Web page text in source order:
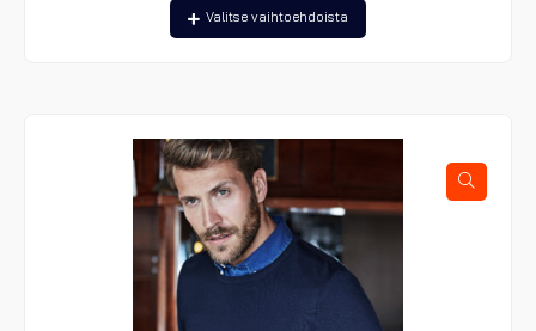
Valitse vaihtoehdoista
Tällä
tuotteella
Voit
tuotteen